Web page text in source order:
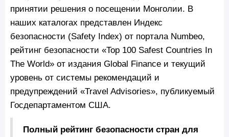
принятии решения о посещении Монголии. В
наших каталогах представлен Индекс
безопасности (Safety Index) от портала Numbeo,
рейтинг безопасности «Top 100 Safest Countries In
The World» от издания Global Finance и текущий
уровень от системы рекомендаций и
предупреждений «Travel Advisories», публикуемый
Госдепартаментом США.
Полный рейтинг безопасности стран для